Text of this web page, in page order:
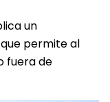
un
permite al
fuera de